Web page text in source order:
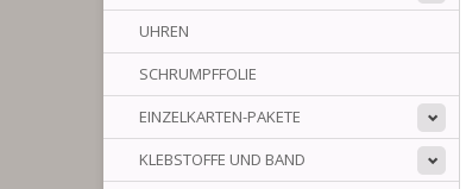
UHREN
SCHRUMPFFOLIE
EINZELKARTEN-PAKETE
KLEBSTOFFE UND BAND